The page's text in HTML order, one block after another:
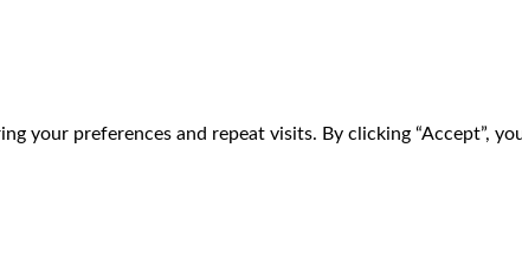
your preferences and repeat visits. By clicking “Accept”,